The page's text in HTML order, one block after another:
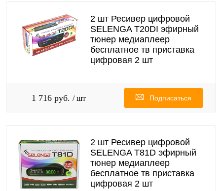
2 шт Ресивер цифровой
SELENGA T20DI эфирный
тюнер медиаплеер
бесплатное тв приставка
цифровая 2 шт
1 716 руб. / шт Подписаться
2 шт Ресивер цифровой
SELENGA T81D эфирный
тюнер медиаплеер
бесплатное тв приставка
цифровая 2 шт